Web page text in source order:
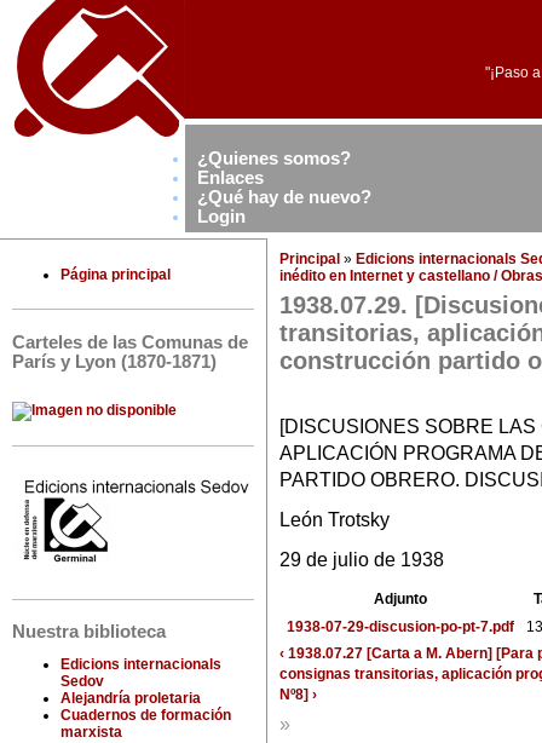
"¡Paso
¿Quienes somos?
Enlaces
¿Qué hay de nuevo?
Login
Página principal
Carteles de las Comunas de
París y Lyon (1870-1871)
Nuestra biblioteca
Edicions internacionals
Sedov
Alejandría proletaria
Cuadernos de formación
marxista
Principal » Edicions internacionals
inédito en Internet y castellano /
1938.07.29.
transitorias,
construcción partido
[DISCUSIONES SOBRE
APLICACIÓN PROGRAMA
PARTIDO OBRERO.
León Trotsky
29 de julio de 1938
Adjunto
1938-07-29-discusion-po-pt-7.pdf
‹ 1938.07.27 [Carta a M. Abern] [Para
consignas transitorias, aplicación
Nº8] ›
»